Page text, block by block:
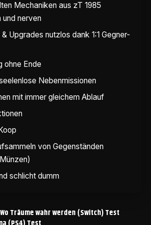
Mechaniken aus zT 1985
und nerven
Upgrades nutzlos dank 1:1 Gegner-
ohne Ende
Nebenmissionen
mit immer gleichem Ablauf
von Gegenständen
schlicht dumm
Träume wahr werden (Switch) Test